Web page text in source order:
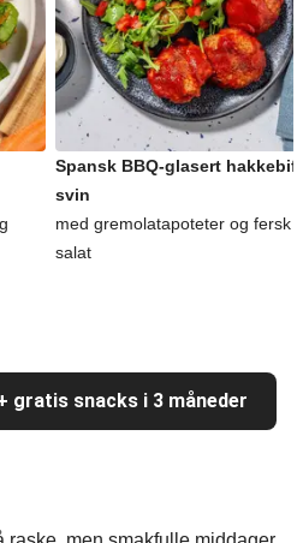
Spansk BBQ-glasert
svin
med gremolatapoteter og fersk
salat
gratis snacks i 3 måneder